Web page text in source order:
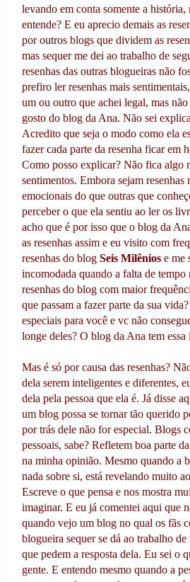
levando em conta somente a
entende? E eu aprecio demais as
por outros blogs que dividem as
mas sequer me dei ao trabalho de
resenhas das outras blogueiras não
prefiro ler resenhas mais
um ou outro que achei legal, mas
gosto do blog da Ana. Não sei
Acredito que seja o modo como ela
fazer cada parte da resenha ficar em
Como posso explicar? Não fica algo
sentimentos. Embora sejam resenhas
emocionais do que outras que
perceber o que ela sentiu ao ler os
acho que é por isso que o blog da
as resenhas assim e eu visito com
resenhas do blog Seis Milêniose me
incomodada quando a falta de tempo
resenhas do blog com maior
que passam a fazer parte da sua
especiais para você e vc não
longe deles? O blog da Ana tem
Mas é só por causa das resenhas?
dela serem inteligentes e diferentes,
dela pela pessoa que ela é. Já disse
um blog possa se tornar tão querido
por trás dele não for especial. Blogs
pessoais, sabe? Refletem boa parte
na minha opinião. Mesmo quando a
nada sobre si, está revelando muito
Escreve o que pensa e nos mostra
imaginar. E eu já comentei aqui que
quando vejo um blog no qual os fãs
blogueira sequer se dá ao trabalho
que pedem a resposta dela. Eu sei o
gente. E entendo mesmo quando a